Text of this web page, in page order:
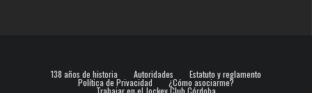
138 años de historia Autoridades Estatuto y reglamento
Política de Privacidad ¿Cómo asociarme?